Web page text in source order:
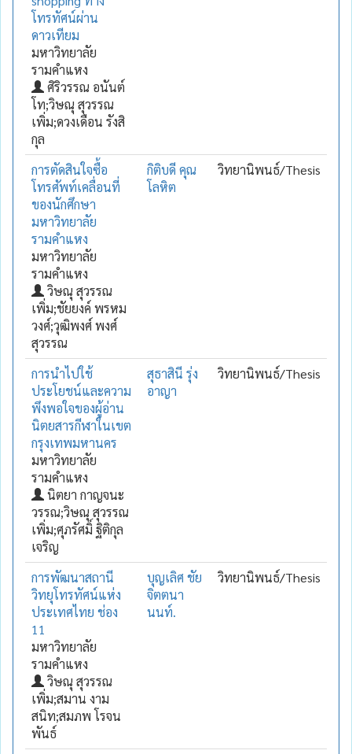
โทรทัศน์ผ่าน
ดาวเทียม
มหาวิทยาลัย
รามคำแหง
ศิริวรรณ อนันต์
โท;วิษณุ สุวรรณ
เพิ่ม;ดวงเดือน รังสิ
กุล
การตัดสินใจซื้อ
โทรศัพท์เคลื่อนที่
ของนักศึกษา
มหาวิทยาลัย
รามคำแหง
มหาวิทยาลัย
รามคำแหง
วิษณุ สุวรรณ
เพิ่ม;ชัยยงค์ พรหม
วงศ์;วุฒิพงศ์ พงศ์
สุวรรณ
กิติบดี คุณ
โลหิต
วิทยานิพนธ์/Thesis
การนำไปใช้
ประโยชน์และความ
พึงพอใจของผู้อ่าน
นิตยสารกีฬาในเขต
กรุงเทพมหานคร
มหาวิทยาลัย
รามคำแหง
นิตยา กาญจนะ
วรรณ;วิษณุ สุวรรณ
เพิ่ม;ศุภรัศมิ์ ฐิติกุล
เจริญ
สุธาสินี รุ่ง
อาญา
วิทยานิพนธ์/Thesis
การพัฒนาสถานี
วิทยุโทรทัศน์แห่ง
ประเทศไทย ช่อง
11
มหาวิทยาลัย
รามคำแหง
วิษณุ สุวรรณ
เพิ่ม;สมาน งาม
สนิท;สมภพ โรจน
พันธ์
บุญเลิศ ชัย
จิตตนา
นนท์.
วิทยานิพนธ์/Thesis